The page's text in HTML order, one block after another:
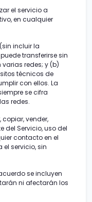
el servicio a
en cualquier
incluir la
transferirse sin
redes; y (b)
técnicos de
con ellos. La
se cifra
redes.
vender,
del Servicio, uso del
contacto en el
el servicio, sin
se incluyen
ni afectarán los